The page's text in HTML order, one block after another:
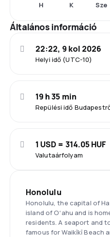
H K Sze
Általános információ
Helyi idő (UTC-10)
22:22, 9 kol 2026
Repülési idő
19 h 35 min
Valutaárfolyam
1 USD = 314.05 HUF
Honolulu
Honolulu, the capital of
island of Oʻahu and is
residents. A seaport and
famous for Waikīkī Beach